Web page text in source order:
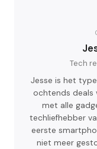
Tech
Jesse is het
ochtends deals
met alle
techliefhebber
eerste
niet meer